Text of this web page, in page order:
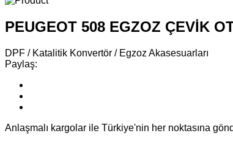
PEUGEOT 508 EGZOZ ÇEVİK
DPF / Katalitik Konvertör / Egzoz Akasesuarları
Paylaş:
Anlaşmalı kargolar ile Türkiye'nin her noktasına